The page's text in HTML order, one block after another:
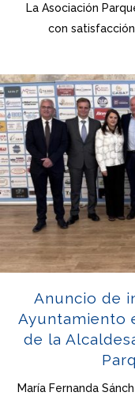
La Asociación
con
Anuncio de
Ayuntamiento
de la
María Fernanda